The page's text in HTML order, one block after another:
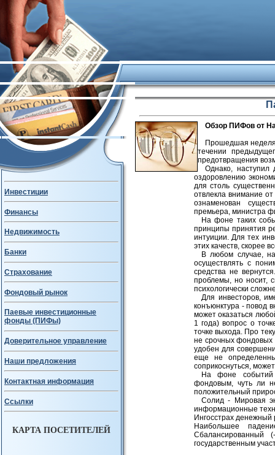
Инвестиции
Финансы
Недвижимость
Банки
Страхование
Фондовый рынок
Паевые инвестиционные
фонды (ПИФы)
Доверительное управление
Наши предложения
Контактная информация
Ссылки
КАРТА ПОСЕТИТЕЛЕЙ
Обзор ПИФов от
Прошедшая неделя
течении
предотвращения
Однако,
оздоровлению
для столь
отвлекла внимание
ознаменован
премьера, министра
На фоне таких
принципы принятия
интуиции. Для тех
этих качеств, скорее
В любом случае,
осуществлять с
средства не
проблемы, но носит,
психологически
Для инвесторов,
конъюнктура - повод
может оказаться
1 года) вопрос о
точке выхода. Про
не срочных фондовых
удобен для
еще не
соприкоснуться,
На фоне
фондовым, чуть ли
положительный
Солид - Мировая
информационные
Ингосстрах
Наибольшее
Сбалансированный
государственным